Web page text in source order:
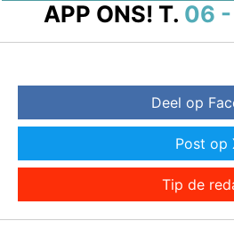
APP ONS! T. 06 -
Deel op
Post op
Tip de